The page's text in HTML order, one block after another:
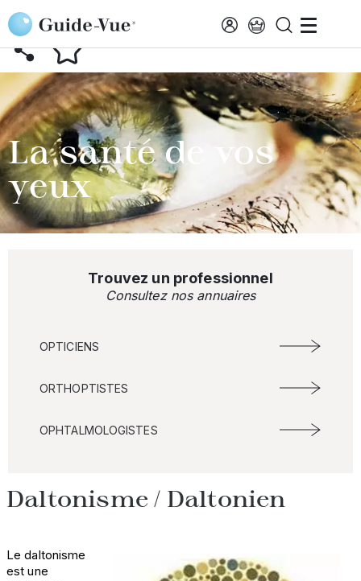
Aller au contenu principal
RETOUR AU GLOSSAIRE
La santé de vos
yeux
Trouvez un professionnel
Consultez nos annuaires
OPTICIENS
ORTHOPTISTES
OPHTALMOLOGISTES
Daltonisme / Daltonien
Le daltonisme
est une